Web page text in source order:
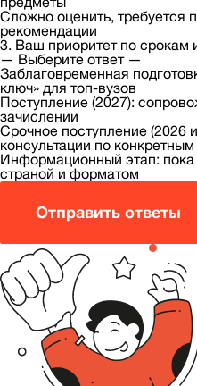
Сложно оценить, требуется
рекомендации
3. Ваш приоритет по срокам
— Выберите ответ —
Заблаговременная
ключ» для топ-вузов
Поступление (2027):
зачислении
Срочное поступление (2026
консультации по
Информационный этап:
страной и форматом
Отправить ответы